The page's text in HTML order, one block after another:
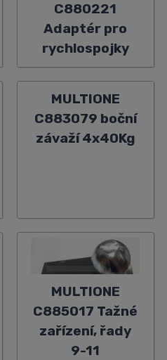
C880221
Adaptér pro
rychlospojky
MULTIONE
C883079 boční
závaží 4x40Kg
MULTIONE
C885017 Tažné
zařízení, řady
9-11